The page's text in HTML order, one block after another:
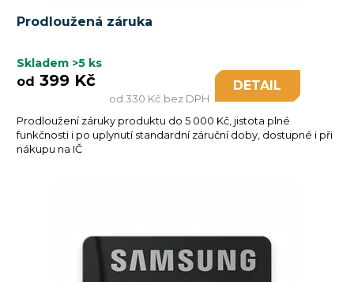
Prodloužená záruka
Skladem >5 ks
od 330 Kč bez DPH
od 399 Kč DETAIL
Prodloužení záruky produktu do 5 000 Kč, jistota plné
funkčnosti i po uplynutí standardní záruční doby, dostupné i při
nákupu na IČ